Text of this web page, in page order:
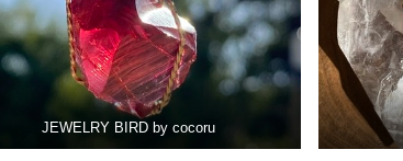
JEWELRY BIRD by cocoru